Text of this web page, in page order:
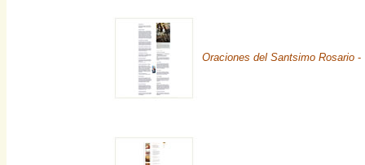
Oraciones del Santsimo Rosario -